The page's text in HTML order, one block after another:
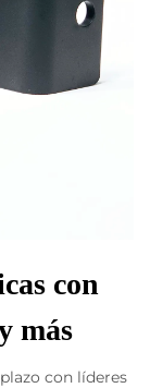
con
más
con líderes